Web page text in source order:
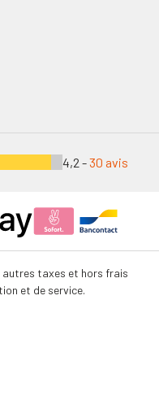
4,2 -30 avis
autres taxes et hors frais
et de service.